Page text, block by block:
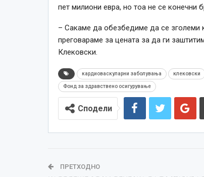
пет милиони евра, но тоа не се конечни
– Сакаме да обезбедиме да се зголеми
преговараме за цената за да ги
Клековски.
кардиоваскуларни заболувања клековски
Фонд за здравствено осигурување
Сподели
ПРЕТХОДНО